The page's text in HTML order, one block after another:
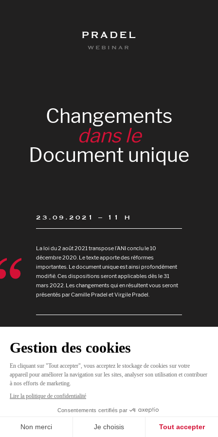
0
PRADEL
WEBINAR
Changements
dans le
Document unique
JE
M'INSCRIS
23.09.2021 – 11 H
La loi du 2 août 2021 transpose l’ANI conclu le 10
décembre 2020. Le texte apporte des réformes
importantes. Le document unique est ainsi profondément
modifié. Ces dispositions seront applicables dès le 31
mars 2022. Les changements qui en résultent vous seront
présentés par Camille Pradel et Virgile Pradel.